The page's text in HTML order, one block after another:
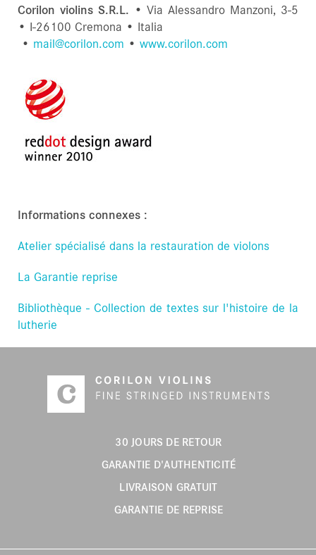
Corilon violins S.R.L. • Via Alessandro Manzoni, 3-5
• I-26100 Cremona • Italia
• mail@corilon.com • www.corilon.com
Informations connexes :
Atelier spécialisé dans la restauration de violons
La Garantie reprise
Bibliothèque - Collection de textes sur l'histoire de la
lutherie
30 JOURS DE RETOUR
GARANTIE D'AUTHENTICITÉ
LIVRAISON GRATUIT
GARANTIE DE REPRISE